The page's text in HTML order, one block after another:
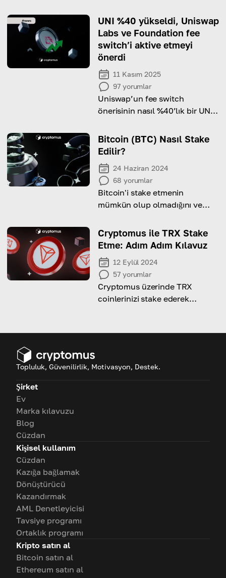
UNI %40 yükseldi, Uniswap
Labs ve Foundation fee
switch’i aktive etmeyi
önerdi
11 Kasım 2025
97 yorumlar
Uniswap’un fee switch
önerisinin nasıl %40’lık bir UNI
ekonomisini yeniden
tanımlayabileceğini keşfedin.
Bitcoin (BTC) Nasıl Stake
Edilir?
24 Haziran 2024
68 yorumlar
Bitcoin'i stake etmenin
mümkün olup olmadığını ve
Cryptomus ile TRX Stake
Etme: Adım Adım Kılavuz
12 Eylül 2024
57 yorumlar
Cryptomus üzerinde TRX
coinlerinizi stake ederek
kılavuzumuzu kullanın!
Topluluk, Güvenilirlik, Motivasyon, Destek.
Şirket
Ev
Marka kılavuzu
Blog
Cüzdan
Kişisel kullanım
Cüzdan
Kazığa bağlamak
Dönüştürücü
Kazandırmak
AML Denetleyicisi
Tavsiye programı
Ortaklık programı
Kripto satın al
Bitcoin satın al
Ethereum satın al